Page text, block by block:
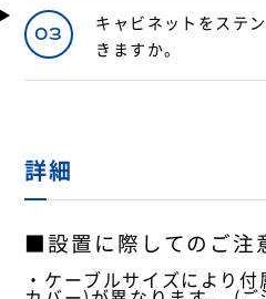
03
キャビネットをステ
きますか。
詳細
■設置に際してのご注
・ケーブルサイズにより